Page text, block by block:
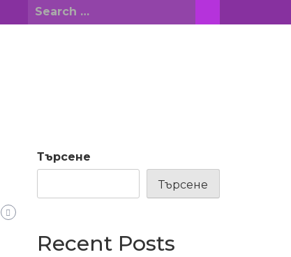
Search
for:
Търсене
Търсене
Recent Posts